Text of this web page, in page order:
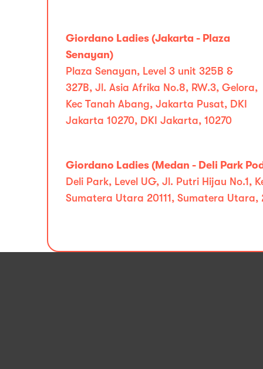
Giordano Ladies (Jakarta - Plaza
Senayan)
Plaza Senayan, Level 3 unit 325B &
327B, Jl. Asia Afrika No.8, RW.3, Gelora,
Kec Tanah Abang, Jakarta Pusat, DKI
Jakarta 10270, DKI Jakarta, 10270
Giordano Ladies (Medan - Deli Park
Deli Park, Level UG, Jl. Putri Hijau No.1,
Sumatera Utara 20111, Sumatera Utara,